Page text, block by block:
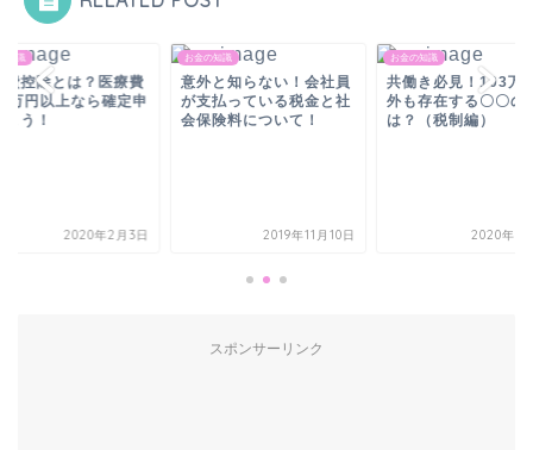
知識
費控除とは？医療費
万円以上なら確定申
う！
2020年2月3日
お金の知識
意外と知らない！会社員
が支払っている税金と社
会保険料について！
2019年11月10日
お金の知識
共働き必見！103万
外も存在する〇〇の
は？（税制編）
2020年2
スポンサーリンク